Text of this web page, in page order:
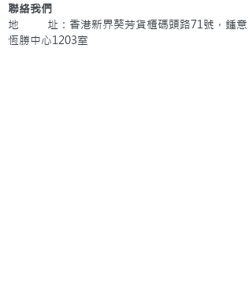
聯絡我們
地 址：香港新界葵芳貨櫃碼頭路71號，鍾意
恆勝中心1203室